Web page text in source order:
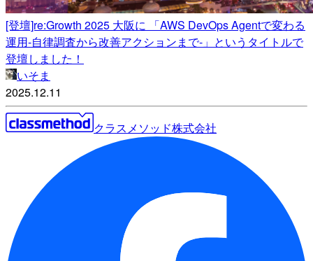
[登壇]re:Growth 2025 大阪に 「AWS DevOps Agentで変わる
運用-自律調査から改善アクションまで-」というタイトルで
登壇しました！
いそま
2025.12.11
クラスメソッド株式会社